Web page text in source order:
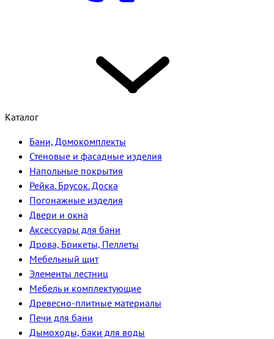
Каталог
Бани, Домокомплекты
Стеновые и фасадные изделия
Напольные покрытия
Рейка. Брусок. Доска
Погонажные изделия
Двери и окна
Аксессуары для бани
Дрова, Брикеты, Пеллеты
Мебельный щит
Элементы лестниц
Мебель и комплектующие
Древесно-плитные материалы
Печи для бани
Дымоходы, баки для воды